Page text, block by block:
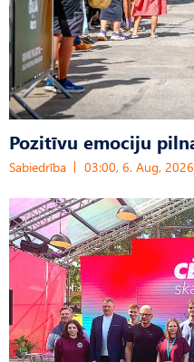
Pozitīvu emociju
Sabiedrība 03:00, 6. Aug, 2026